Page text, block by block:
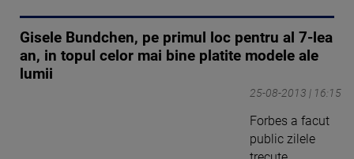
Gisele Bundchen, pe primul loc pentru al 7-lea
an, in topul celor mai bine platite modele ale
lumii
25-08-2013 | 16:15
Forbes a facut
public zilele